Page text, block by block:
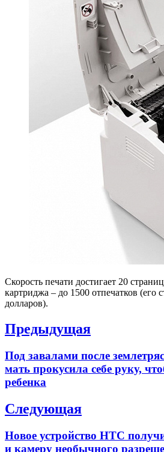
Скорость печати достигает 20
картриджа – до 1500 отпечатков (его
долларов).
Навигация
записям
Предыдущая
Previous
post:
Под завалами после
мать прокусила себе руку,
ребенка
Следующая
Next
Новое устройство HTC
и камеру необычного